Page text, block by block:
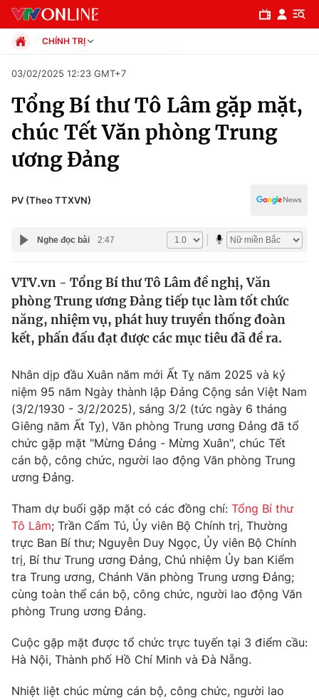
Chuyên mục
Chính trị
Thế giới
Tin tức
Câu chuyện quốc tế
Kinh tế
Tài chính
Thị trường
Góc doanh nghiệp
Dữ liệu và đời sống
Truyền hình
Phim VTV
Nhân vật
Khán giả
Giải sao mai
Giải trí
Điện ảnh
Âm nhạc
Sao
Đời sống
Du lịch
Làm đẹp
Chất lượng cuộc sống
Giáo dục
Tuyển sinh
Học trực tuyến
Công nghệ
Sản phẩm
Thị trường
Giao lưu trực tuyến
CHÍNH TRỊ
Xã hội
Pháp luật
Kinh tế
Thể thao
Truyền hình
Văn hóa - Giải trí
Giáo dục
03/02/2025 12:23 GMT+7
Tổng Bí thư Tô Lâm gặp mặt,
chúc Tết Văn phòng Trung
ương Đảng
PV (Theo TTXVN)
Nghe đọc bài 2:47
VTV.vn - Tổng Bí thư Tô Lâm đề nghị, Văn
phòng Trung ương Đảng tiếp tục làm tốt chức
năng, nhiệm vụ, phát huy truyền thống đoàn
kết, phấn đấu đạt được các mục tiêu đã đề ra.
Nhân dịp đầu Xuân năm mới Ất Tỵ năm 2025 và kỷ
niệm 95 năm Ngày thành lập Đảng Cộng sản Việt Nam
(3/2/1930 - 3/2/2025), sáng 3/2 (tức ngày 6 tháng
Giêng năm Ất Tỵ), Văn phòng Trung ương Đảng đã tổ
chức gặp mặt "Mừng Đảng - Mừng Xuân", chúc Tết
cán bộ, công chức, người lao động Văn phòng Trung
ương Đảng.
Tham dự buổi gặp mặt có các đồng chí: Tổng Bí thư
Tô Lâm; Trần Cẩm Tú, Ủy viên Bộ Chính trị, Thường
trực Ban Bí thư; Nguyễn Duy Ngọc, Ủy viên Bộ Chính
trị, Bí thư Trung ương Đảng, Chủ nhiệm Ủy ban Kiểm
tra Trung ương, Chánh Văn phòng Trung ương Đảng;
cùng toàn thể cán bộ, công chức, người lao động Văn
phòng Trung ương Đảng.
Cuộc gặp mặt được tổ chức trực tuyến tại 3 điểm cầu:
Hà Nội, Thành phố Hồ Chí Minh và Đà Nẵng.
Nhiệt liệt chúc mừng cán bộ, công chức, người lao